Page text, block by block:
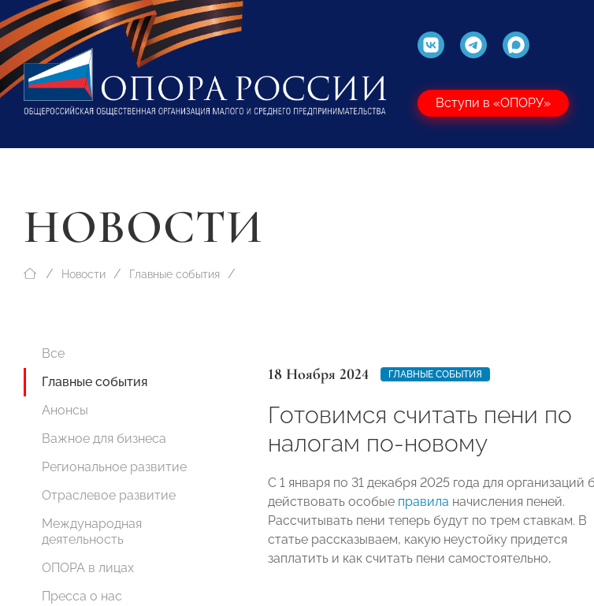
Вступи в «ОПОРУ»
НОВОСТИ
Новости Главные события
Все
Главные события
Анонсы
Важное для бизнеса
Региональное развитие
Отраслевое развитие
Международная
деятельность
ОПОРА в лицах
Пресса о нас
18 Ноября 2024 ГЛАВНЫЕ СОБЫТИЯ
Готовимся считать пени по
налогам по-новому
С 1 января по 31 декабря 2025 года для организаций
действовать особые правила начисления пеней.
Рассчитывать пени теперь будут по трем ставкам. В
статье рассказываем, какую неустойку придется
заплатить и как считать пени самостоятельно,